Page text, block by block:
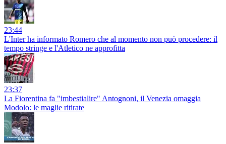
23:44
L'Inter ha informato Romero che al momento non può procedere: il
tempo stringe e l'Atletico ne approfitta
23:37
La Fiorentina fa "imbestialire" Antognoni, il Venezia omaggia
Modolo: le maglie ritirate